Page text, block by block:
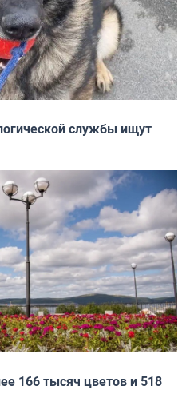
службы ищут
166 тысяч цветов и 518